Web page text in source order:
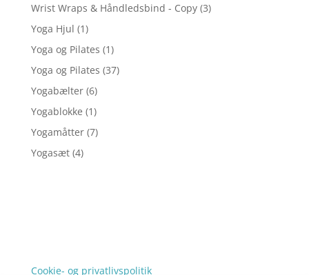
Wrist Wraps & Håndledsbind - Copy (3)
Yoga Hjul (1)
Yoga og Pilates (1)
Yoga og Pilates (37)
Yogabælter (6)
Yogablokke (1)
Yogamåtter (7)
Yogasæt (4)
Cookie- og privatlivspolitik